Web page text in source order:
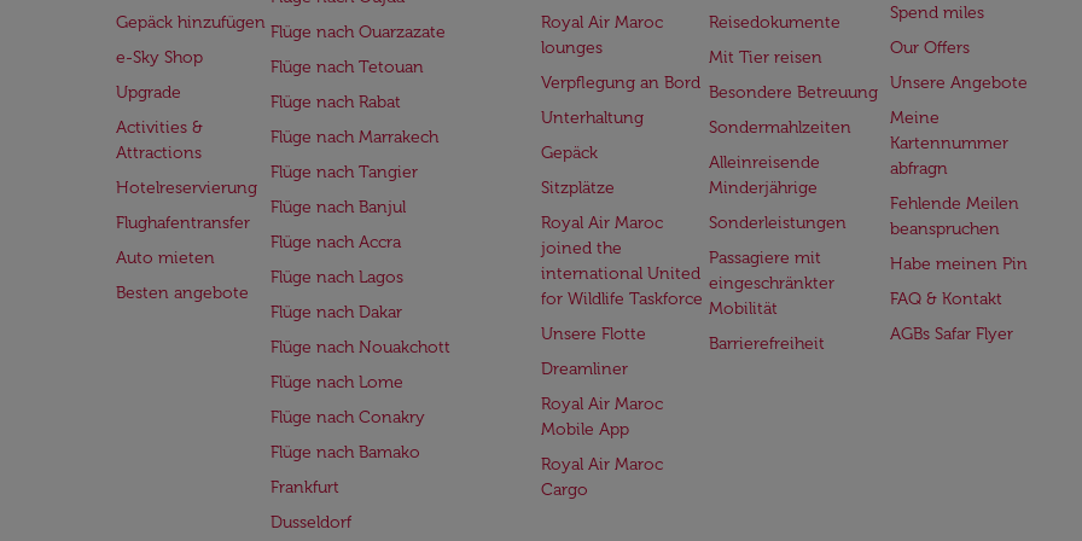
Gepäck hinzufügen
e-Sky Shop
Upgrade
Activities &
Attractions
Hotelreservierung
Flughafentransfer
Auto mieten
Besten angebote
Flüge nach Ouarzazate
Flüge nach Tetouan
Flüge nach Rabat
Flüge nach Marrakech
Flüge nach Tangier
Flüge nach Banjul
Flüge nach Accra
Flüge nach Lagos
Flüge nach Dakar
Flüge nach Nouakchott
Flüge nach Lome
Flüge nach Conakry
Flüge nach Bamako
Frankfurt
Dusseldorf
Royal Air Maroc
lounges
Verpflegung an Bord
Unterhaltung
Gepäck
Sitzplätze
Royal Air Maroc
joined the
international United
for Wildlife Taskforce
Unsere Flotte
Dreamliner
Royal Air Maroc
Mobile App
Royal Air Maroc
Cargo
Reisedokumente
Mit Tier reisen
Besondere Betreuung
Sondermahlzeiten
Alleinreisende
Minderjährige
Sonderleistungen
Passagiere mit
eingeschränkter
Mobilität
Barrierefreiheit
Spend miles
Our Offers
Unsere Angebote
Meine
Kartennummer
abfragn
Fehlende Meilen
beanspruchen
Habe meinen Pin
FAQ & Kontakt
AGBs Safar Flyer